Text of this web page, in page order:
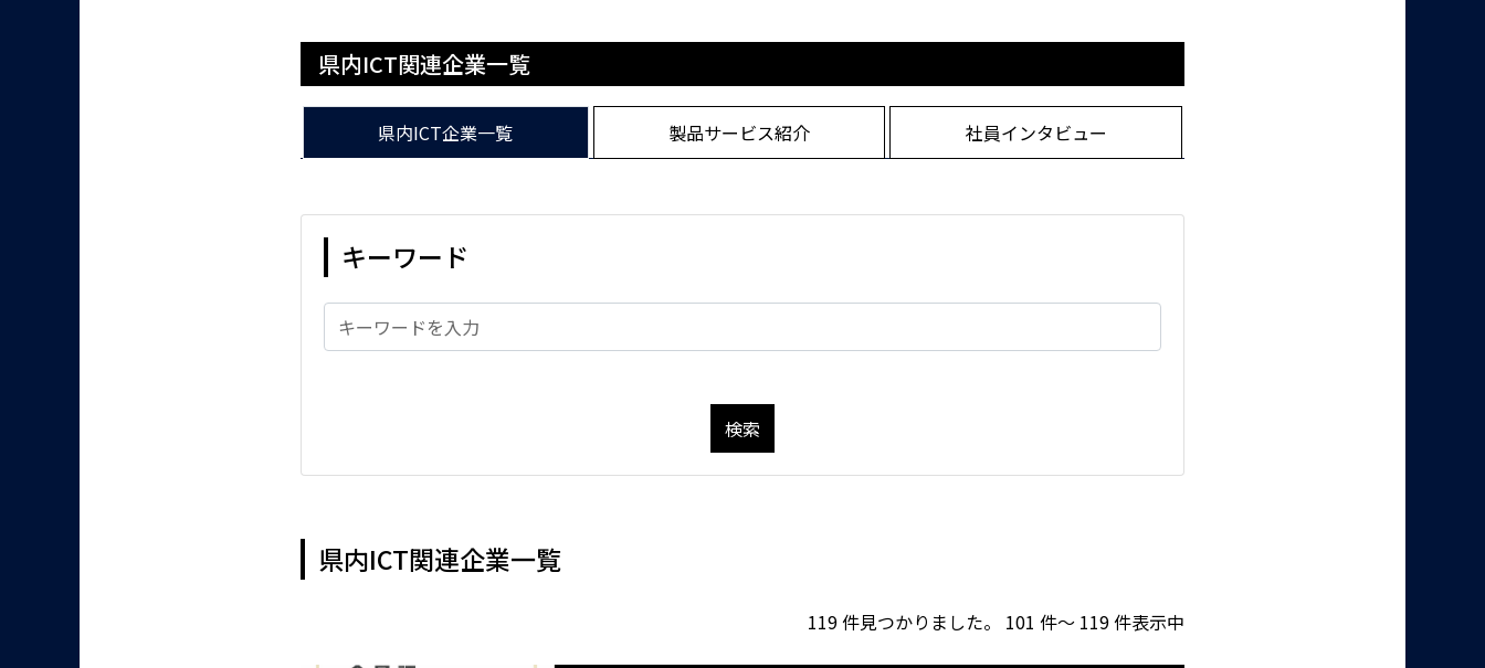
県内ICT関連企業一覧
県内ICT企業一覧 製品サービス紹介 社員インタビュー
キーワード
検索
県内ICT関連企業一覧
119 件見つかりました。 101 件～ 119 件表示中